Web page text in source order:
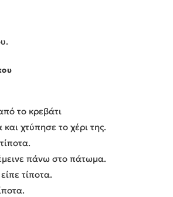
το κρεβάτι
χτύπησε το χέρι της.
πάνω στο πάτωμα.
τίποτα.